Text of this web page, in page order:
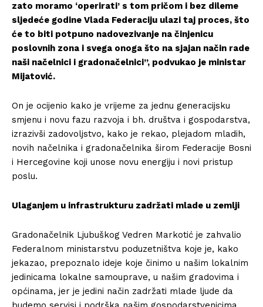
zato moramo ‘operirati’ s tom pričom i bez dileme
sljedeće godine Vlada Federaciju ulazi taj proces, što
će to biti potpuno nadovezivanje na činjenicu
poslovnih zona i svega onoga što na sjajan način rade
naši načelnici i gradonačelnici”, podvukao je ministar
Mijatović.
On je ocijenio kako je vrijeme za jednu generacijsku
smjenu i novu fazu razvoja i bh. društva i gospodarstva,
izrazivši zadovoljstvo, kako je rekao, plejadom mladih,
novih načelnika i gradonačelnika širom Federacije Bosni
i Hercegovine koji unose novu energiju i novi pristup
poslu.
Ulaganjem u infrastrukturu zadržati mlade u zemlji
Gradonačelnik Ljubuškog Vedren Markotić je zahvalio
Federalnom ministarstvu poduzetništva koje je, kako
jekazao, prepoznalo ideje koje činimo u našim lokalnim
jedinicama lokalne samouprave, u našim gradovima i
općinama, jer je jedini način zadržati mlade ljude da